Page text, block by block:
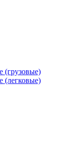
(грузовые)
(легковые)